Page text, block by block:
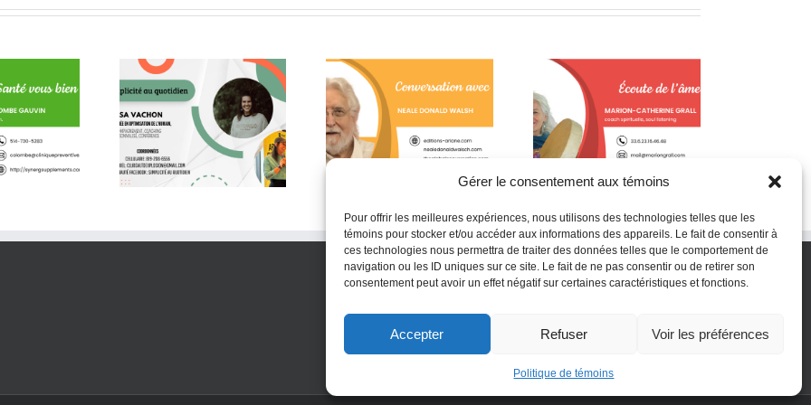
Gérer le consentement aux témoins
Pour offrir les meilleures expériences, nous utilisons des technologies telles que les
témoins pour stocker et/ou accéder aux informations des appareils. Le fait de consentir à
ces technologies nous permettra de traiter des données telles que le comportement de
navigation ou les ID uniques sur ce site. Le fait de ne pas consentir ou de retirer son
consentement peut avoir un effet négatif sur certaines caractéristiques et fonctions.
Accepter Refuser Voir les préférences
Politique de témoins
la conscience fait
jusque dans
l’assiette !
Quelques citations de
Neale Donald Walsch
Un moment de pure
gratitude!
Quelques citations de
Neale Donald Walsch